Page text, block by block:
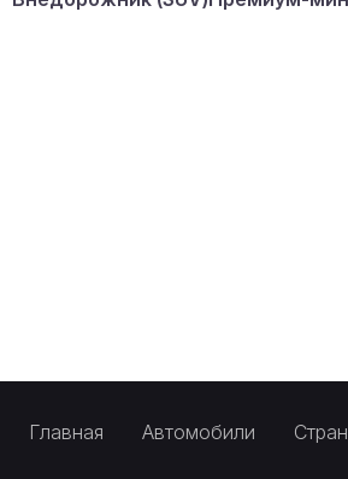
Главная Автомобили